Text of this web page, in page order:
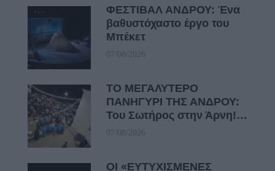
ΦΕΣΤΙΒΑΛ ΑΝΔΡΟΥ: Ένα
βαθυστόχαστο έργο του
Μπέκετ
07/08/2026
ΤΟ ΜΕΓΑΛΥΤΕΡΟ
ΠΑΝΗΓΥΡΙ ΤΗΣ ΑΝΔΡΟΥ:
Του Σωτήρος στην Άρνη!…
07/08/2026
ΟΙ «ΕΥΤΥΧΙΣΜΕΝΕΣ